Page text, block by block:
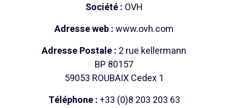
Société : OVH
Adresse web :www.ovh.com
Adresse Postale : 2 rue kellermann
BP 80157
59053 ROUBAIX Cedex 1
Téléphone :+33 (0)8 203 203 63